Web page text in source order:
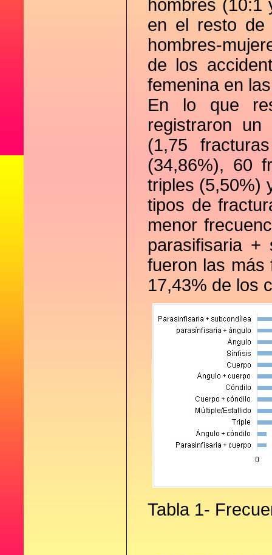
hombres (10:1
en el resto de
hombres-
de los
femenina en
En lo que
registraron
(1,75
(34,86%), 60
triples (5,50%)
tipos de
menor
parasifisaria +
fueron las más
17,43% de los
Tabla 1-